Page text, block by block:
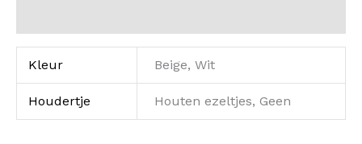
Kleur Beige, Wit
Houdertje Houten ezeltjes, Geen